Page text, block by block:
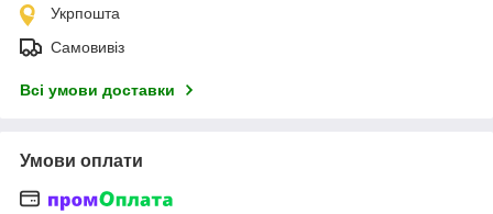
Укрпошта
Самовивіз
Всі умови доставки
Умови оплати